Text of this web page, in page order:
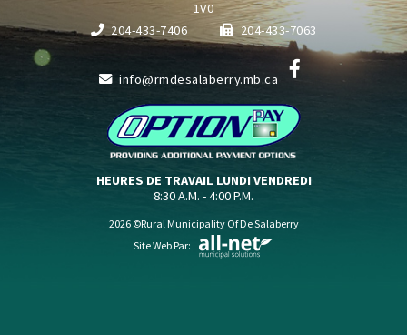
1V0
204-433-7406
204-433-7063
info@rmdesalaberry.mb.ca
HEURES DE TRAVAIL LUNDI VENDREDI
8:30 A.M. - 4:00 P.M.
2026 ©Rural Municipality Of De Salaberry
Site Web Par: